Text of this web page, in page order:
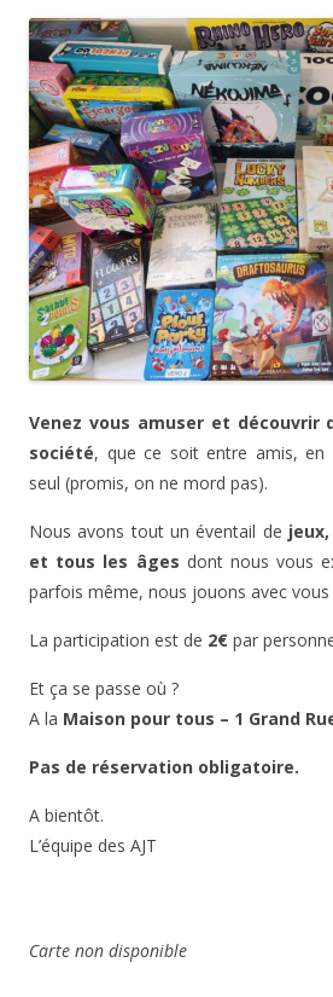
Venez vous amuser et découvrir
société, que ce soit entre amis,
seul (promis, on ne mord pas).
Nous avons tout un éventail de
et tous les âges dont nous vous
parfois même, nous jouons avec vous
La participation est de 2€ par
Et ça se passe où ?
A la Maison pour tous – 1 Grand
Pas de réservation obligatoire.
A bientôt.
L’équipe des AJT
Carte non disponible